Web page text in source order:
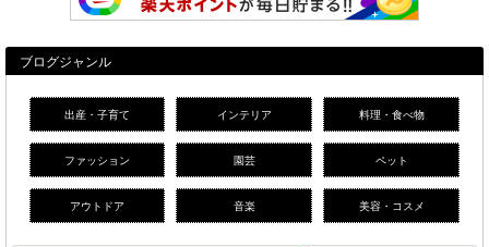
ブログジャンル
出産・子育て インテリア 料理・食べ物
ファッション 園芸 ペット
アウトドア 音楽 美容・コスメ